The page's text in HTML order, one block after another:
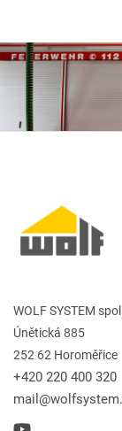
WOLF SYSTEM
Únětická 885
252 62 Horoměřice
+420 220 400 320